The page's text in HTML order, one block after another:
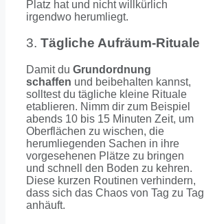
Platz hat und nicht willkürlich
irgendwo herumliegt.
3. Tägliche Aufräum-Rituale
Damit du Grundordnung
schaffen und beibehalten kannst,
solltest du tägliche kleine Rituale
etablieren. Nimm dir zum Beispiel
abends 10 bis 15 Minuten Zeit, um
Oberflächen zu wischen, die
herumliegenden Sachen in ihre
vorgesehenen Plätze zu bringen
und schnell den Boden zu kehren.
Diese kurzen Routinen verhindern,
dass sich das Chaos von Tag zu Tag
anhäuft.